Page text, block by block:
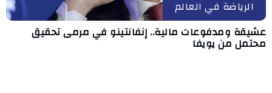
الرياضة في العالم
عشيقة ومدفوعات مالية.. إنفانتينو في مرمى تحقيق
محتمل من يويفا